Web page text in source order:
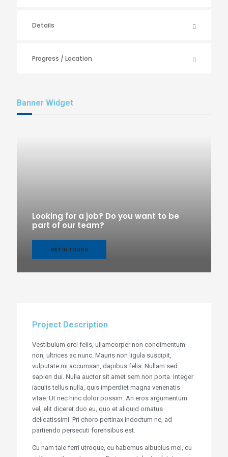
Details
Progress / Location
Banner Widget
Looking for a job? Do you want to be
part of our team?
GET IN TOUCH
Project Description
Vestibulum orci felis, ullamcorper non condimentum
non, ultrices ac nunc. Mauris non ligula suscipit,
vulputate mi accumsan, dapibus felis. Nullam sed
sapien dui. Nulla auctor sit amet sem non porta. Integer
iaculis tellus nulla, quis imperdiet magna venenatis
vitae. Ut nec hinc dolor possim. An eros argumentum
vel, elit diceret duo eu, quo et aliquid ornatus
delicatissimi. Pri choro pertinax indoctum ne, ad
partiendo persecuti forensibus est.
Cu nam tale ferri utroque, eu habemus albucius mel, cu